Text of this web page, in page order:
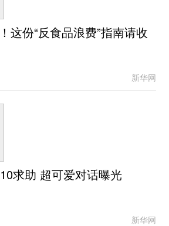
这份“反食品浪费”指南请收
新华网
求助 超可爱对话曝光
新华网